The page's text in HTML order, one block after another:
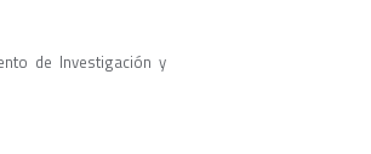
de Investigación y